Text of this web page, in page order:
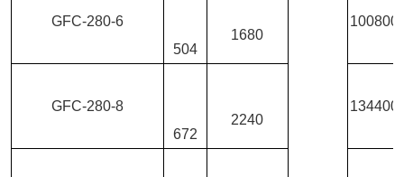
GFC-280-6
504
1680
100800
GFC-280-8
672
2240
134400